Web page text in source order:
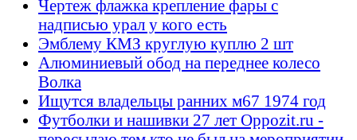
Чертеж флажка крепление фары с
надписью урал у кого есть
Эмблему КМЗ круглую куплю 2 шт
Алюминиевый обод на переднее колесо
Волка
Ищутся владельцы ранних м67 1974 год
Футболки и нашивки 27 лет Oppozit.ru -